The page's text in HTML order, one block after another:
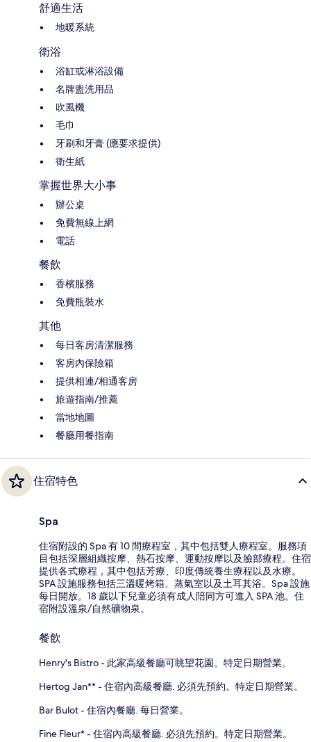
舒適生活
地暖系統
衛浴
浴缸或淋浴設備
名牌盥洗用品
吹風機
毛巾
牙刷和牙膏 (應要求提供)
衛生紙
掌握世界大小事
辦公桌
免費無線上網
電話
餐飲
香檳服務
免費瓶裝水
其他
每日客房清潔服務
客房內保險箱
提供相連/相通客房
旅遊指南/推薦
當地地圖
餐廳用餐指南
住宿特色
Spa
住宿附設的 Spa 有 10 間療程室，其中包括雙人療程室。服務項
目包括深層組織按摩、熱石按摩、運動按摩以及臉部療程。住宿
提供各式療程，其中包括芳療、印度傳統養生療程以及水療。
SPA 設施服務包括三溫暖烤箱、蒸氣室以及土耳其浴。Spa 設施
每日開放。18 歲以下兒童必須有成人陪同方可進入 SPA 池。住
宿附設溫泉/自然礦物泉。
餐飲
Henry's Bistro - 此家高級餐廳可眺望花園。特定日期營業。
Hertog Jan** - 住宿內高級餐廳. 必須先預約。特定日期營業。
Bar Bulot - 住宿內餐廳. 每日營業。
Fine Fleur* - 住宿內高級餐廳. 必須先預約。特定日期營業。